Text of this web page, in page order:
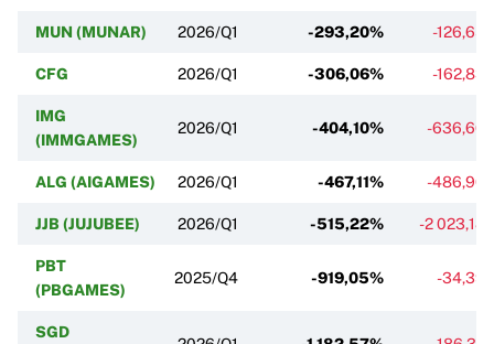
MUN (MUNAR) 2026/Q1 -293,20% -
CFG 2026/Q1 -306,06% -
IMG
(IMMGAMES)
2026/Q1 -404,10% -
ALG (AIGAMES) 2026/Q1 -467,11% -
JJB (JUJUBEE) 2026/Q1 -515,22% -2
PBT
(PBGAMES)
2025/Q4 -919,05% -
SGD